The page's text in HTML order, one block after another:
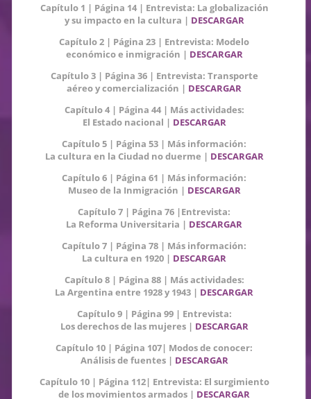
Capítulo 1 | Página 14 | Entrevista: La globalización
y su impacto en la cultura | DESCARGAR
Capítulo 2 | Página 23 | Entrevista: Modelo
económico e inmigración | DESCARGAR
Capítulo 3 | Página 36 | Entrevista: Transporte
aéreo y comercialización | DESCARGAR
Capítulo 4 | Página 44 | Más actividades:
El Estado nacional | DESCARGAR
Capítulo 5 | Página 53 | Más información:
La cultura en la Ciudad no duerme | DESCARGAR
Capítulo 6 | Página 61 | Más información:
Museo de la Inmigración | DESCARGAR
Capítulo 7 | Página 76 |Entrevista:
La Reforma Universitaria | DESCARGAR
Capítulo 7 | Página 78 | Más información:
La cultura en 1920 | DESCARGAR
Capítulo 8 | Página 88 | Más actividades:
La Argentina entre 1928 y 1943 | DESCARGAR
Capítulo 9 | Página 99 | Entrevista:
Los derechos de las mujeres | DESCARGAR
Capítulo 10 | Página 107| Modos de conocer:
Análisis de fuentes | DESCARGAR
Capítulo 10 | Página 112| Entrevista: El surgimiento
de los movimientos armados | DESCARGAR